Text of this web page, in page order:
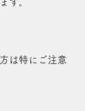
は特にご注意